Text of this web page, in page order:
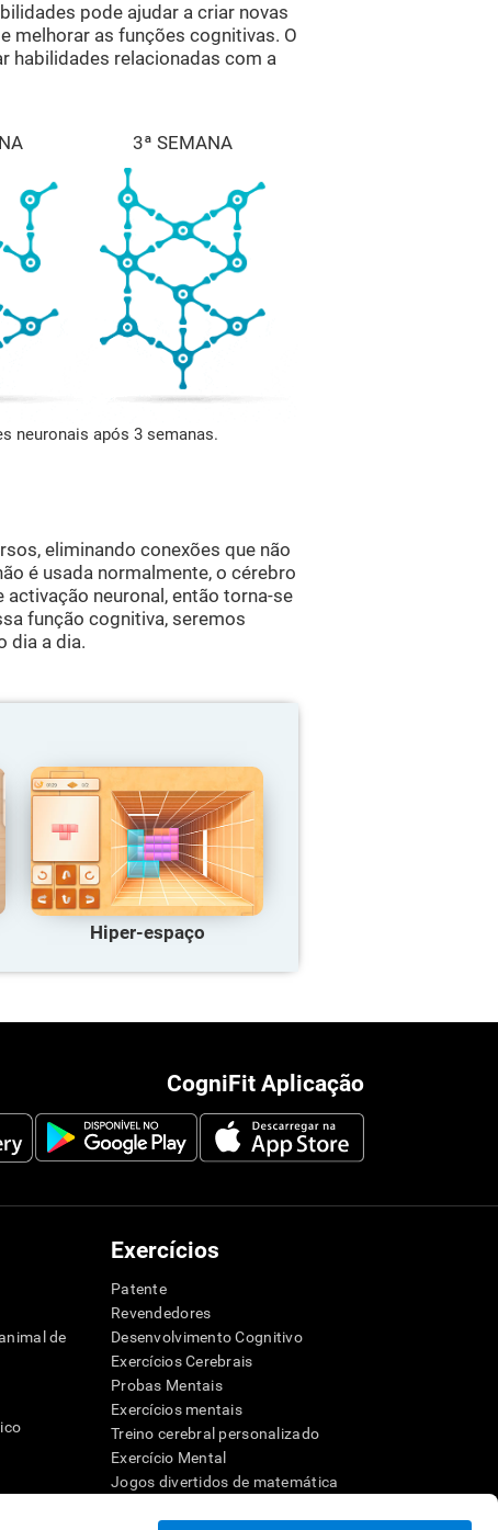
pode ajudar a criar novas
melhorar as funções cognitivas. O
habilidades relacionadas com a
3ª SEMANA
neuronais após 3 semanas.
eliminando conexões que não
é usada normalmente, o cérebro
neuronal, então torna-se
função cognitiva, seremos
dia a dia.
Hiper-espaço
CogniFit Aplicação
de
Exercícios
Patente
Revendedores
Desenvolvimento Cognitivo
Exercícios Cerebrais
Probas Mentais
Exercícios mentais
Treino cerebral personalizado
Exercício Mental
Jogos divertidos de matemática